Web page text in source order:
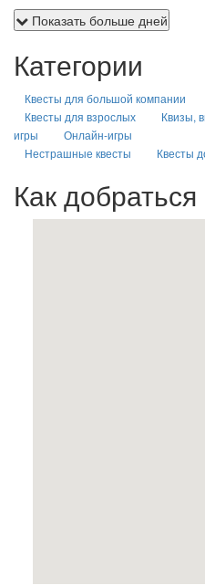
Показать больше дней
Категории
Квесты для большой компании
Квесты для взрослых
Квизы,
игры
Онлайн-игры
Нестрашные квесты
Квесты
Как добраться